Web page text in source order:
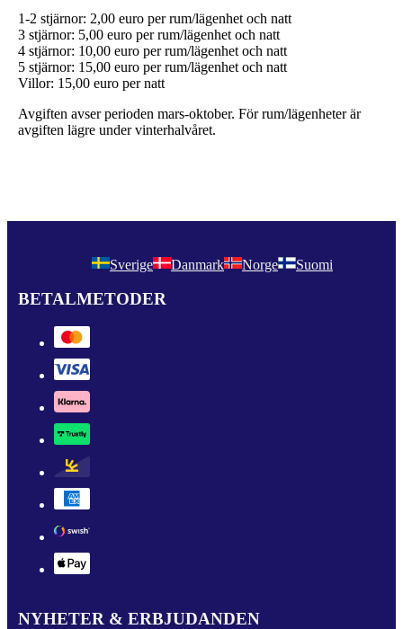
1-2 stjärnor: 2,00 euro per rum/lägenhet och natt
3 stjärnor: 5,00 euro per rum/lägenhet och natt
4 stjärnor: 10,00 euro per rum/lägenhet och natt
5 stjärnor: 15,00 euro per rum/lägenhet och natt
Villor: 15,00 euro per natt
Avgiften avser perioden mars-oktober. För rum/lägenheter är
avgiften lägre under vinterhalvåret.
Sverige Danmark Norge Suomi
BETALMETODER
NYHETER & ERBJUDANDEN